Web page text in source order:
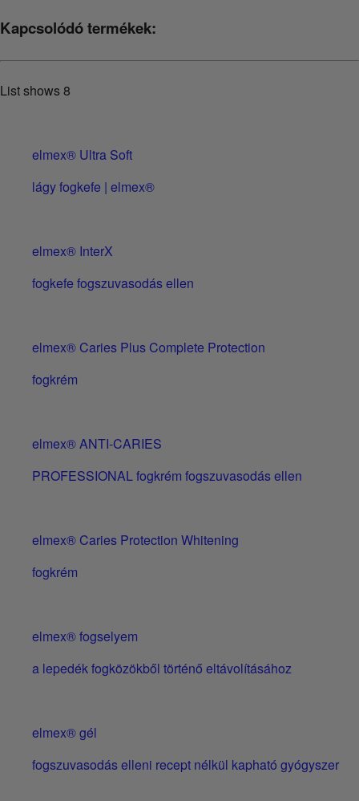
Kapcsolódó termékek:
List shows8
elmex® Ultra Soft
lágy fogkefe | elmex®
elmex® InterX
fogkefe fogszuvasodás ellen
elmex® Caries Plus Complete Protection
fogkrém
elmex® ANTI-CARIES
PROFESSIONAL fogkrém fogszuvasodás ellen
elmex® Caries Protection Whitening
fogkrém
elmex® fogselyem
a lepedék fogközökből történő eltávolításához
elmex® gél
fogszuvasodás elleni recept nélkül kapható gyógyszer